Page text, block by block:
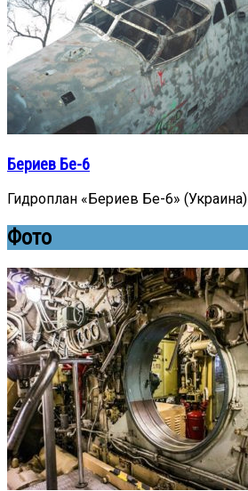
Бериев Бе-6
Гидроплан «Бериев Бе-6» (Украина)
Фото